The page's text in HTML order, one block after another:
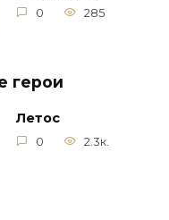
0 285
герои
Летос
0 2.3к.